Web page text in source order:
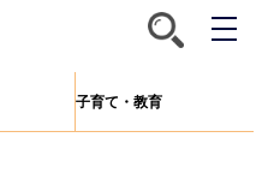
メ
子育て・教育